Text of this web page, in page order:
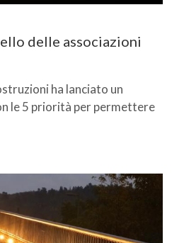
delle associazioni
ha lanciato un
le 5 priorità per permettere